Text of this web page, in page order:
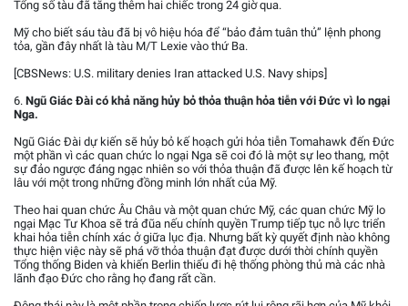
Tổng số tàu đã tăng thêm hai chiếc trong 24 giờ qua.
Mỹ cho biết sáu tàu đã bị vô hiệu hóa để “bảo đảm tuân thủ” lệnh phong
tỏa, gần đây nhất là tàu M/T Lexie vào thứ Ba.
[CBSNews: U.S. military denies Iran attacked U.S. Navy ships]
6. Ngũ Giác Đài có khả năng hủy bỏ thỏa thuận hỏa tiễn với Đức vì lo ngại
Nga.
Ngũ Giác Đài dự kiến sẽ hủy bỏ kế hoạch gửi hỏa tiễn Tomahawk đến Đức
một phần vì các quan chức lo ngại Nga sẽ coi đó là một sự leo thang, một
sự đảo ngược đáng ngạc nhiên so với thỏa thuận đã được lên kế hoạch từ
lâu với một trong những đồng minh lớn nhất của Mỹ.
Theo hai quan chức Âu Châu và một quan chức Mỹ, các quan chức Mỹ lo
ngại Mạc Tư Khoa sẽ trả đũa nếu chính quyền Trump tiếp tục nỗ lực triển
khai hỏa tiễn chính xác ở giữa lục địa. Nhưng bất kỳ quyết định nào không
thực hiện việc này sẽ phá vỡ thỏa thuận đạt được dưới thời chính quyền
Tổng thống Biden và khiến Berlin thiếu đi hệ thống phòng thủ mà các nhà
lãnh đạo Đức cho rằng họ đang rất cần.